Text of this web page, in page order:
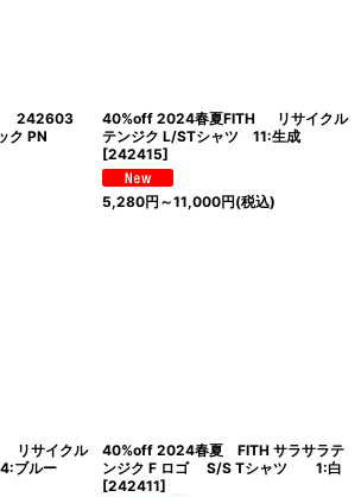
242603
ック PN
40%off 2024春夏FITH リサイクル
テンジク L/STシャツ 11:生成
[242415]
5,280円 ～11,000円(税込)
リサイクル
ブルー
40%off 2024春夏 FITH サラサラテ
ンジク F ロゴ S/S Tシャツ 1:白
[242411]